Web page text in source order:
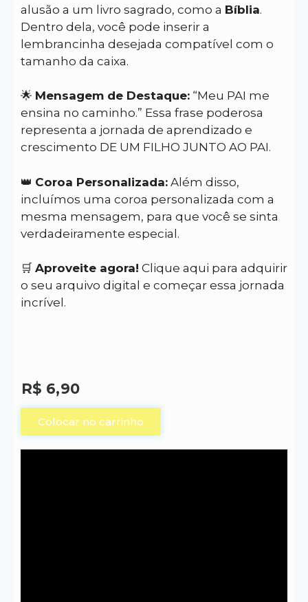
alusão a um livro sagrado, como a Bíblia.
Dentro dela, você pode inserir a
lembrancinha desejada compatível com o
tamanho da caixa.
🌟 Mensagem de Destaque: “Meu PAI me
ensina no caminho.” Essa frase poderosa
representa a jornada de aprendizado e
crescimento DE UM FILHO JUNTO AO PAI.
👑 Coroa Personalizada: Além disso,
incluímos uma coroa personalizada com a
mesma mensagem, para que você se sinta
verdadeiramente especial.
🛒 Aproveite agora! Clique aqui para adquirir
o seu arquivo digital e começar essa jornada
incrível.
R$ 6,90
Colocar no carrinho